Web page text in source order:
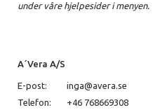
under våre hjelpesider i menyen.
A´Vera A/S
E-post:
inga@avera.se
Telefon:
+46 768669308